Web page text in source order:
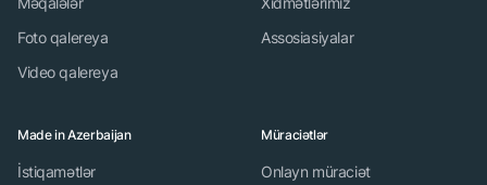
Foto qalereya
Video qalereya
Assosiasiyalar
Made in Azerbaijan
İstiqamətlər
Müraciətlər
Onlayn müraciət